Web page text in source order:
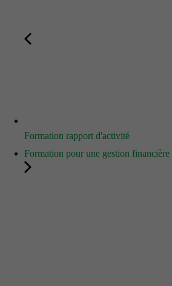
Formation rapport d'activité
Formation pour une gestion financière